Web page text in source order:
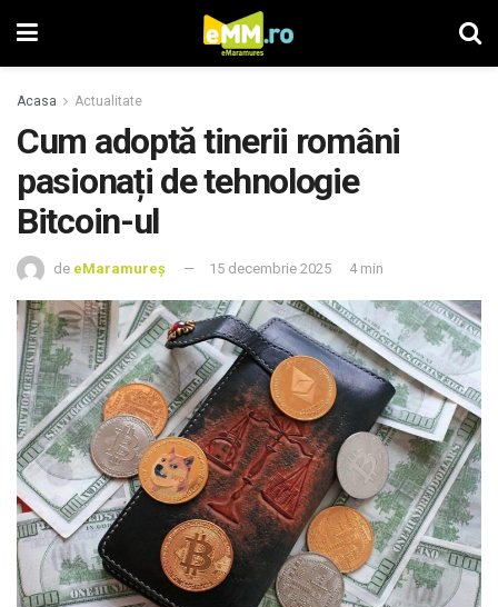
Acasa Actualitate
Cum adoptă tinerii români
pasionați de tehnologie
Bitcoin-ul
de eMaramureș 15 decembrie 2025 4 min